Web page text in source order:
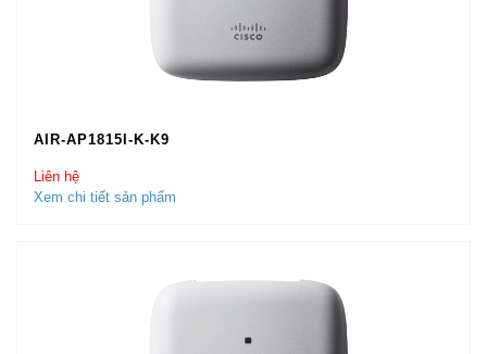
AIR-AP1815I-K-K9
Liên hệ
Xem chi tiết sản phẩm